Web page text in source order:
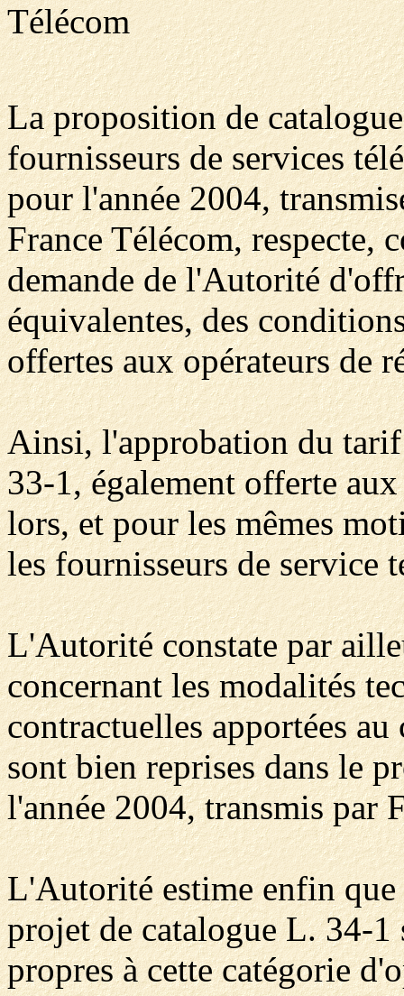
Télécom
La proposition de
fournisseurs de services
pour l'année 2004,
France Télécom, respecte,
demande de l'Autorité
équivalentes, des
offertes aux opérateurs de
Ainsi, l'approbation du
33-1, également offerte
lors, et pour les mêmes
les fournisseurs de service
L'Autorité constate par
concernant les modalités
contractuelles apportées
sont bien reprises dans le
l'année 2004, transmis par
L'Autorité estime enfin que
projet de catalogue L. 34-1
propres à cette catégorie